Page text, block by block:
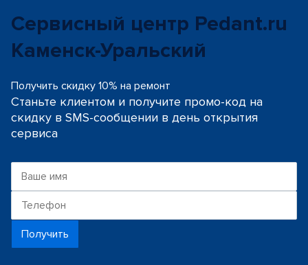
Сервисный центр Pedant.ru
Каменск-Уральский
Получить скидку 10% на ремонт
Станьте клиентом и получите промо-код на
скидку в SMS-сообщении в день открытия
сервиса
Получить